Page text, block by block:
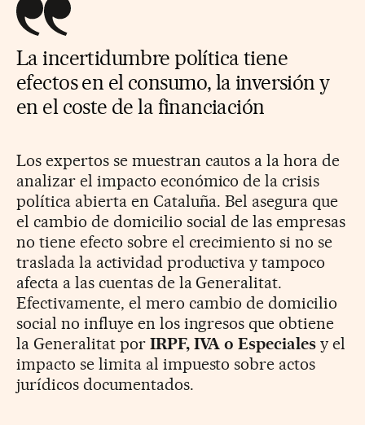
La incertidumbre política tiene
efectos en el consumo, la inversión y
en el coste de la financiación
Los expertos se muestran cautos a la hora de
analizar el impacto económico de la crisis
política abierta en Cataluña. Bel asegura que
el cambio de domicilio social de las empresas
no tiene efecto sobre el crecimiento si no se
traslada la actividad productiva y tampoco
afecta a las cuentas de la Generalitat.
Efectivamente, el mero cambio de domicilio
social no influye en los ingresos que obtiene
la Generalitat por IRPF, IVA o Especiales y el
impacto se limita al impuesto sobre actos
jurídicos documentados.